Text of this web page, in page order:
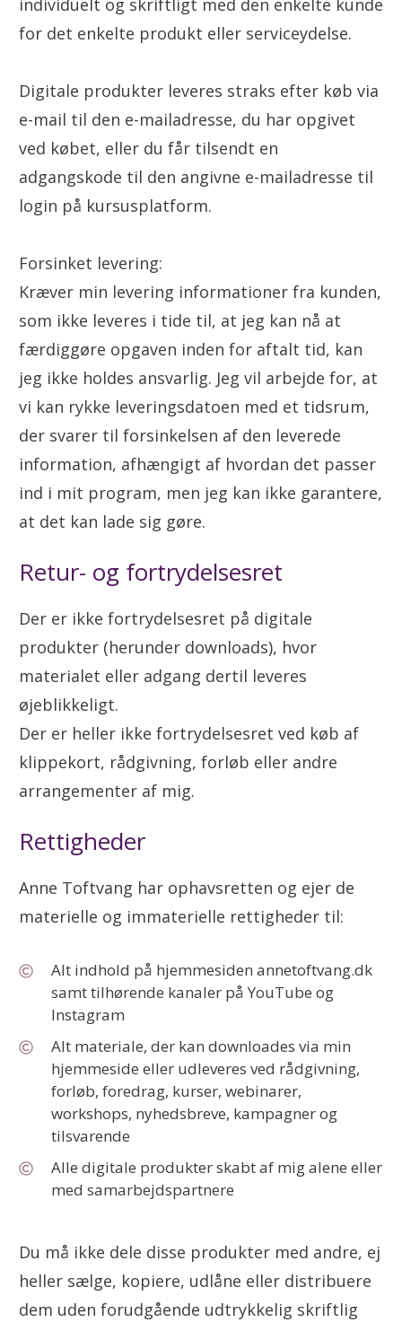
individuelt og skriftligt med den enkelte kunde
for det enkelte produkt eller serviceydelse.
Digitale produkter leveres straks efter køb via
e-mail til den e-mailadresse, du har opgivet
ved købet, eller du får tilsendt en
adgangskode til den angivne e-mailadresse til
login på kursusplatform.
Forsinket levering:
Kræver min levering informationer fra kunden,
som ikke leveres i tide til, at jeg kan nå at
færdiggøre opgaven inden for aftalt tid, kan
jeg ikke holdes ansvarlig. Jeg vil arbejde for, at
vi kan rykke leveringsdatoen med et tidsrum,
der svarer til forsinkelsen af den leverede
information, afhængigt af hvordan det passer
ind i mit program, men jeg kan ikke garantere,
at det kan lade sig gøre.
Retur- og fortrydelsesret
Der er ikke fortrydelsesret på digitale
produkter (herunder downloads), hvor
materialet eller adgang dertil leveres
øjeblikkeligt.
Der er heller ikke fortrydelsesret ved køb af
klippekort, rådgivning, forløb eller andre
arrangementer af mig.
Rettigheder
Anne Toftvang har ophavsretten og ejer de
materielle og immaterielle rettigheder til:
Alt indhold på hjemmesiden annetoftvang.dk
samt tilhørende kanaler på YouTube og
Instagram
Alt materiale, der kan downloades via min
hjemmeside eller udleveres ved rådgivning,
forløb, foredrag, kurser, webinarer,
workshops, nyhedsbreve, kampagner og
tilsvarende
Alle digitale produkter skabt af mig alene eller
med samarbejdspartnere
Du må ikke dele disse produkter med andre, ej
heller sælge, kopiere, udlåne eller distribuere
dem uden forudgående udtrykkelig skriftlig